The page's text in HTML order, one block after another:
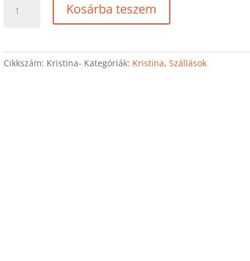
mennyiség
Kosárba teszem
Cikkszám: Kristina- Kategóriák: Kristina, Szállások